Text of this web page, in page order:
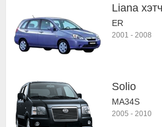
Liana
ER
2001 - 2008
Solio
MA34S
2005 - 2010